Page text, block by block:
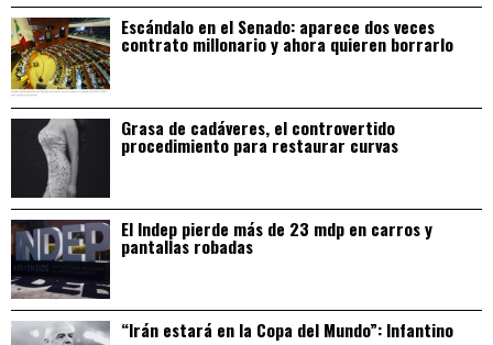
Escándalo en el Senado: aparece dos veces
contrato millonario y ahora quieren borrarlo
Grasa de cadáveres, el controvertido
procedimiento para restaurar curvas
El Indep pierde más de 23 mdp en carros y
pantallas robadas
“Irán estará en la Copa del Mundo”: Infantino